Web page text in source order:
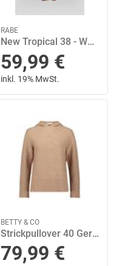
RABE
New Tropical 38 - Weiss
59,99 €
inkl. 19% MwSt.
BETTY & CO
Strickpullover 40 Gerade - Camel Melange
79,99 €